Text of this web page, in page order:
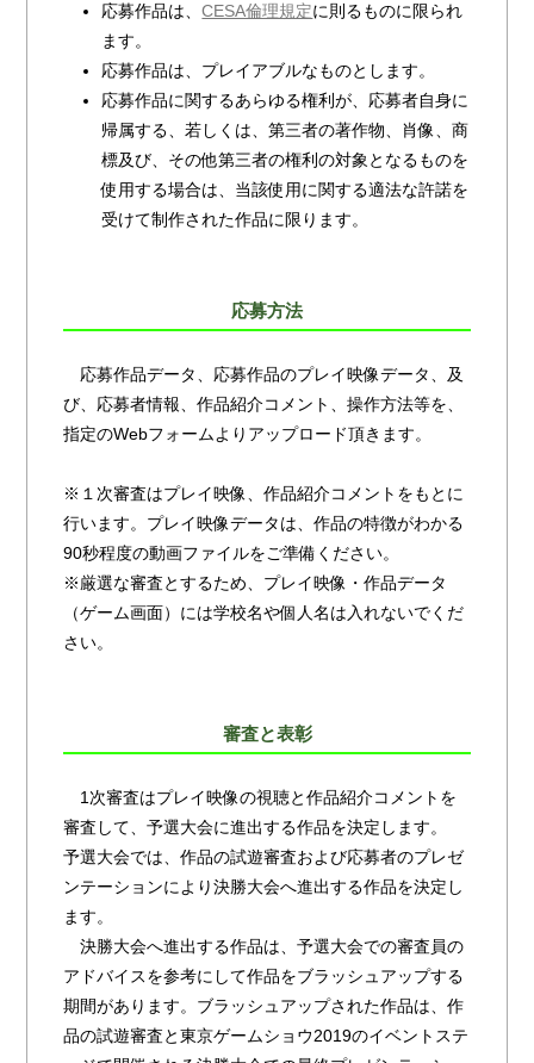
応募作品は、CESA倫理規定に則るものに限られ
ます。
応募作品は、プレイアブルなものとします。
応募作品に関するあらゆる権利が、応募者自身に
帰属する、若しくは、第三者の著作物、肖像、商
標及び、その他第三者の権利の対象となるものを
使用する場合は、当該使用に関する適法な許諾を
受けて制作された作品に限ります。
応募方法
応募作品データ、応募作品のプレイ映像データ、及
び、応募者情報、作品紹介コメント、操作方法等を、
指定のWebフォームよりアップロード頂きます。
※１次審査はプレイ映像、作品紹介コメントをもとに
行います。プレイ映像データは、作品の特徴がわかる
90秒程度の動画ファイルをご準備ください。
※厳選な審査とするため、プレイ映像・作品データ
（ゲーム画面）には学校名や個人名は入れないでくだ
さい。
審査と表彰
1次審査はプレイ映像の視聴と作品紹介コメントを
審査して、予選大会に進出する作品を決定します。
予選大会では、作品の試遊審査および応募者のプレゼ
ンテーションにより決勝大会へ進出する作品を決定し
ます。
決勝大会へ進出する作品は、予選大会での審査員の
アドバイスを参考にして作品をブラッシュアップする
期間があります。ブラッシュアップされた作品は、作
品の試遊審査と東京ゲームショウ2019のイベントステ